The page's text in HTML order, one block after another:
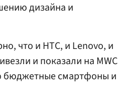
дизайна и
что и HTC, и Lenovo, и
и показали на MWC
бюджетные смартфоны и